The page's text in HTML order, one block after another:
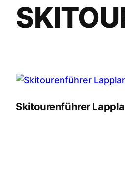
Skitourenführer